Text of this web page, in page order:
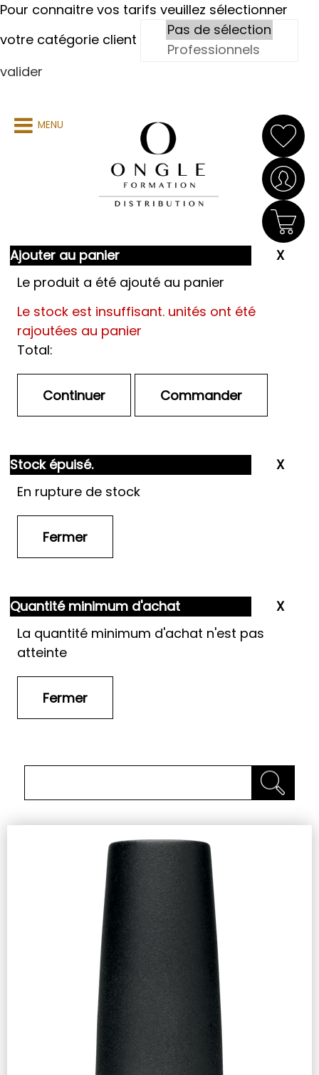
Pour connaitre vos tarifs veuillez sélectionner
votre catégorie client
valider
MENU
Ajouter au panier
Le produit a été ajouté au panier
Le stock est insuffisant. unités ont été
rajoutées au panier
Total:
Stock épuisé.
En rupture de stock
Quantité minimum d'achat
La quantité minimum d'achat n'est pas
atteinte